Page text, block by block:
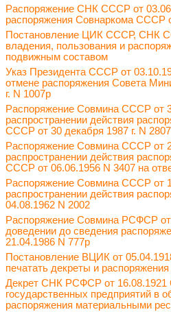
Распоряжение СНК СССР от
распоряжения Совнаркома СССР
Постановление ЦИК СССР, СНК
владения, пользования и
подвижным составом
Указ Президента СССР от
отмене распоряжения Совета
г. N 1007р
Распоряжение Совмина СССР от
распространении действия
СССР от 30 декабря 1987 г. N 2807
Распоряжение Совмина СССР от
распространении действия
СССР от 06.06.1956 N 3407 на
Распоряжение Совмина СССР от
распространении действия
04.08.1962 N 2002
Распоряжение Совмина РСФСР
доведении до сведения
21.04.1986 N 777р
Постановление ВЦИК от
печатать декреты и
Декрет СНК РСФСР от 16.08.1921
государственных предприятий в
распоряжения материальными